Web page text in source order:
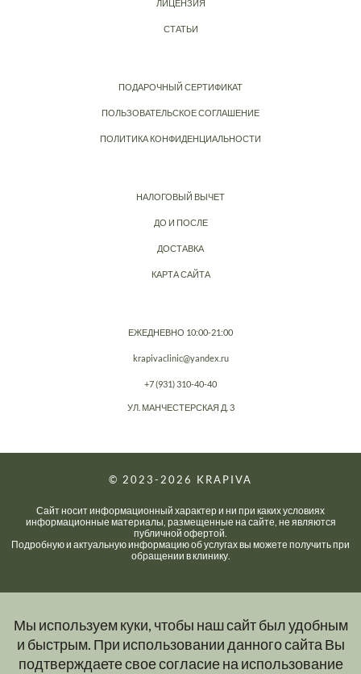
Мы используем куки, чтобы наш сайт был удобным
и быстрым. При использовании данного сайта Вы
подтверждаете свое согласие на использование
ЛИЦЕНЗИЯ
СТАТЬИ
ПОДАРОЧНЫЙ СЕРТИФИКАТ
ПОЛЬЗОВАТЕЛЬСКОЕ СОГЛАШЕНИЕ
ПОЛИТИКА КОНФИДЕНЦИАЛЬНОСТИ
НАЛОГОВЫЙ ВЫЧЕТ
ДО И ПОСЛЕ
ДОСТАВКА
КАРТА САЙТА
ЕЖЕДНЕВНО 10:00-21:00
krapivaclinic@yandex.ru
+7 (931) 310-40-40
УЛ. МАНЧЕСТЕРСКАЯ Д. 3
© 2023-2026 KRAPIVA
Сайт носит информационный характер и ни при каких условиях
информационные материалы, размещенные на сайте, не являются
публичной офертой.
Подробную и актуальную информацию об услугах вы можете получить при
обращении в клинику.